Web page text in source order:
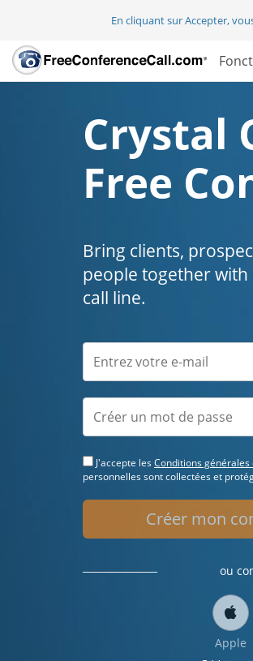
En cliquant sur Accepter,
Crystal
Free
Bring clients,
people together
call line.
J'accepte les Conditions
personnelles sont collectées et
Créer mon
ou
Apple